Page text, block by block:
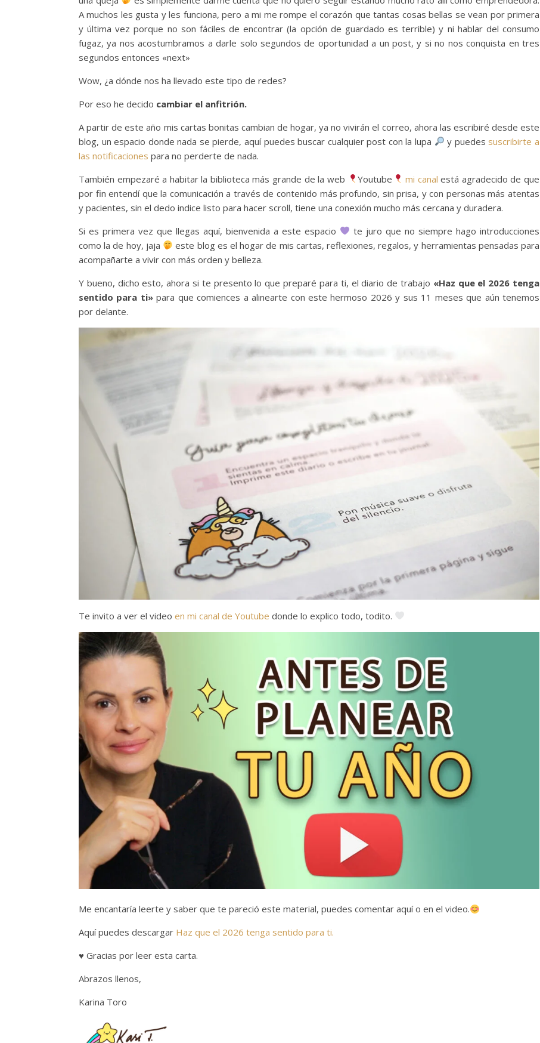
A muchos les gusta y les funciona, pero a mi me rompe el corazón que tantas cosas bellas se vean por primera
y última vez porque no son fáciles de encontrar (la opción de guardado es terrible) y ni hablar del consumo
fugaz, ya nos acostumbramos a darle solo segundos de oportunidad a un post, y si no nos conquista en tres
segundos entonces «next»
Wow, ¿a dónde nos ha llevado este tipo de redes?
Por eso he decido cambiar el anfitrión.
A partir de este año mis cartas bonitas cambian de hogar, ya no vivirán el correo, ahora las escribiré desde este
blog, un espacio donde nada se pierde, aquí puedes buscar cualquier post con la lupa
y puedes suscribirte a
las notificaciones para no perderte de nada.
También empezaré a habitar la biblioteca más grande de la web
Youtube mi canalestá agradecido de que
por fin entendí que la comunicación a través de contenido más profundo, sin prisa, y con personas más atentas
y pacientes, sin el dedo indice listo para hacer scroll, tiene una conexión mucho más cercana y duradera.
Si es primera vez que llegas aquí, bienvenida a este espacio
te juro que no siempre hago introducciones
como la de hoy, jaja
este blog es el hogar de mis cartas, reflexiones, regalos, y herramientas pensadas para
acompañarte a vivir con más orden y belleza.
Y bueno, dicho esto, ahora si te presento lo que preparé para ti, el diario de trabajo «Haz que el 2026 tenga
sentido para ti»para que comiences a alinearte con este hermoso 2026 y sus 11 meses que aún tenemos
por delante.
Te invito a ver el video en mi canal de Youtube donde lo explico todo, todito.
Me encantaría leerte y saber que te pareció este material, puedes comentar aquí o en el video.
Aquí puedes descargar Haz que el 2026 tenga sentido para ti.
♥️ Gracias por leer esta carta.
Abrazos llenos,
Karina Toro